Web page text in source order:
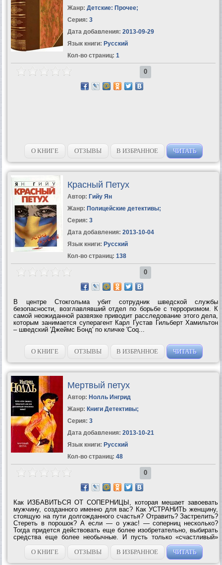
Жанр: Детские: Прочее;
Серия: 3
Дата добавления: 2013-09-29
Язык книги: Русский
Кол-во страниц: 1
0
О КНИГЕ ОТЗЫВЫ В ИЗБРАННОЕ ЧИТАТЬ
Красный Петух
Автор: Гийу Ян
Жанр: Полицейские детективы;
Серия: 3
Дата добавления: 2013-10-04
Язык книги: Русский
Кол-во страниц: 138
0
В центре Стокгольма убит сотрудник шведской службы
безопасности, возглавлявший отдел по борьбе с терроризмом. К
самой неожиданной развязке приводит расследование этого дела,
которым занимается суперагент Карл Густав Гильберт Хамильтон
– шведский 'Джеймс Бонд' по кличке 'Coq...
О КНИГЕ ОТЗЫВЫ В ИЗБРАННОЕ ЧИТАТЬ
Мертвый петух
Автор: Нолль Ингрид
Жанр: Книги Детективы;
Серия: 3
Дата добавления: 2013-10-21
Язык книги: Русский
Кол-во страниц: 48
0
Как ИЗБАВИТЬСЯ ОТ СОПЕРНИЦЫ, которая мешает завоевать
мужчину, созданного именно для вас? Как УСТРАНИТЬ женщину,
стоящую на пути долгожданного счастья? Отравить? Застрелить?
Стереть в порошок? А если — о ужас! — соперниц несколько?
Тогда придется действовать еще более изобретательно, выбирать
средства еще более необычные. И пусть только «счастливый»
избранник попробует пикнуть — не поздоровится и...
О КНИГЕ
ОТЗЫВЫ В ИЗБРАННОЕ ЧИТАТЬ